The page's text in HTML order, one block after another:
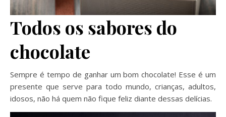
Todos os sabores do
chocolate
Sempre é tempo de ganhar um bom chocolate! Esse é um
presente que serve para todo mundo, crianças, adultos,
idosos, não há quem não fique feliz diante dessas delícias.